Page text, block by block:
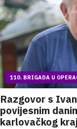
110. BRIGADA U
Razgovor s
povijesnim
karlovačkog